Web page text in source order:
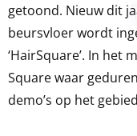
getoond. Nieuw dit
beursvloer wordt
‘HairSquare’. In het
Square waar
demo’s op het